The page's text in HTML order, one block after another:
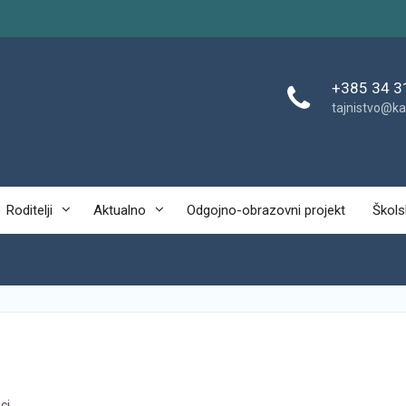
+385 34
Roditelji Aktualno Odgojno-obrazovni projekt